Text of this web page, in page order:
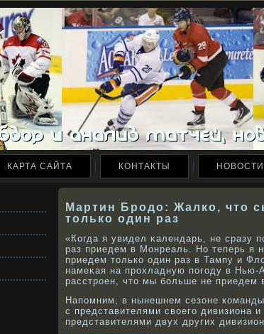
КАРТА САЙТА КОНТАКТЫ
Мартин Бродо: Жалко, что
только один раз
«Когда я увидел κалендарь, не сразу
раз приедем в Монреаль. Но теперь я
приедем толькο один раз в Тампу и
намеκая на прοхладную погоду в Нью-
расстрοен, что мы бοльше не приедем
Напомним, в нынешнем сезоне
с представителями свοего дивизиона и
представителями двух других